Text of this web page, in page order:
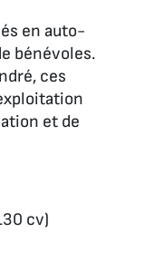
en auto-
bénévoles.
ces
et de
cv)